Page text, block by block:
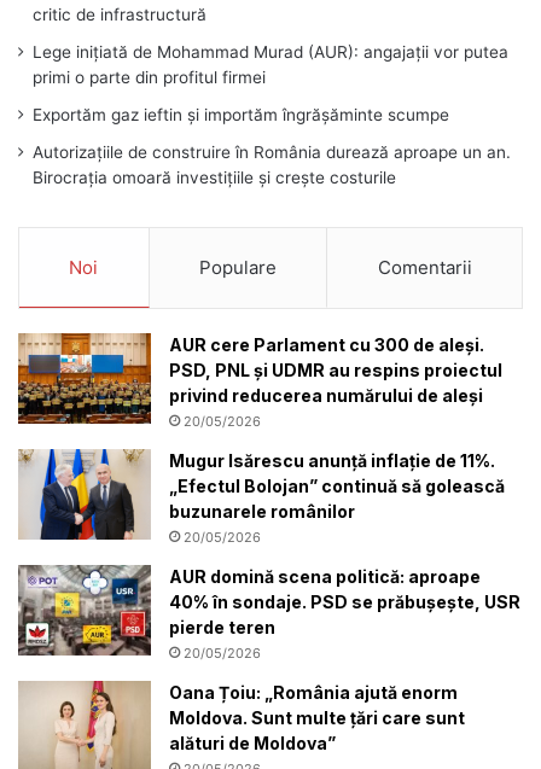
critic de infrastructură
Lege inițiată de Mohammad Murad (AUR): angajații vor putea
primi o parte din profitul firmei
Exportăm gaz ieftin și importăm îngrășăminte scumpe
Autorizațiile de construire în România durează aproape un an.
Birocrația omoară investițiile și crește costurile
Noi Populare Comentarii
AUR cere Parlament cu 300 de aleși.
PSD, PNL și UDMR au respins proiectul
privind reducerea numărului de aleși
20/05/2026
Mugur Isărescu anunță inflație de 11%.
„Efectul Bolojan” continuă să golească
buzunarele românilor
20/05/2026
AUR domină scena politică: aproape
40% în sondaje. PSD se prăbușește, USR
pierde teren
20/05/2026
Oana Țoiu: „România ajută enorm
Moldova. Sunt multe țări care sunt
alături de Moldova”